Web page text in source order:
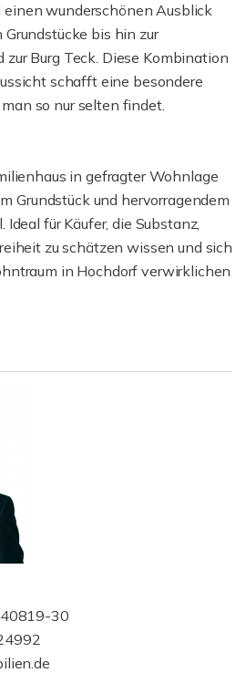
einen wunderschönen Ausblick
bis hin zur
Burg Teck. Diese Kombination
schafft eine besondere
so nur selten findet.
in gefragter Wohnlage
Grundstück und hervorragendem
für Käufer, die Substanz,
zu schätzen wissen und sich
in Hochdorf verwirklichen
30